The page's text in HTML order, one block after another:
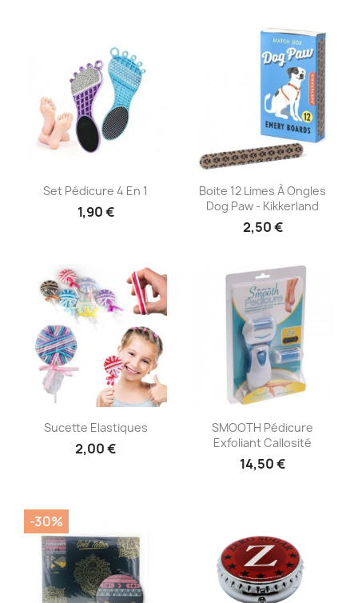
Aperçu rapide
Set Pédicure 4 En 1
1,90 €
 Aperçu rapide
Boite 12 Limes À Ongles
Dog Paw - Kikkerland
2,50 €
Aperçu rapide
Sucette Elastiques
2,00 €
Aperçu rapide
SMOOTH Pédicure
Exfoliant Callosité
14,50 €
-30%